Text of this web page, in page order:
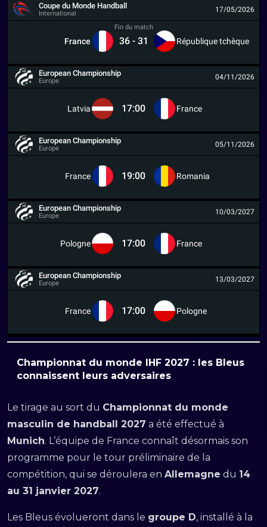
Coupe du Monde Handball
International 17/05/2026
France
Fin du match
36 - 31 République tchèque
European Championship
Europe 04/11/2026
Latvia 17:00 France
European Championship
Europe 05/11/2026
France 19:00 Romania
European Championship
Europe 10/03/2027
Pologne 17:00 France
European Championship
Europe 13/03/2027
France 17:00 Pologne
Championnat du monde IHF 2027 : les Bleus
connaissent leurs adversaires
Le tirage au sort du Championnat du monde
masculin de handball 2027 a été effectué à
Munich. L’équipe de France connaît désormais son
programme pour le tour préliminaire de la
compétition, qui se déroulera en Allemagne du 14
au 31 janvier 2027.
Les Bleus évolueront dans le groupe D, installé à la